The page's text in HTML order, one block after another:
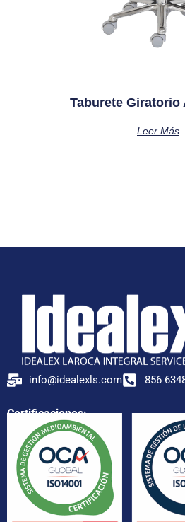
Taburete Giratorio
Leer Más
info@idealexls.com 856
Certificaciones: